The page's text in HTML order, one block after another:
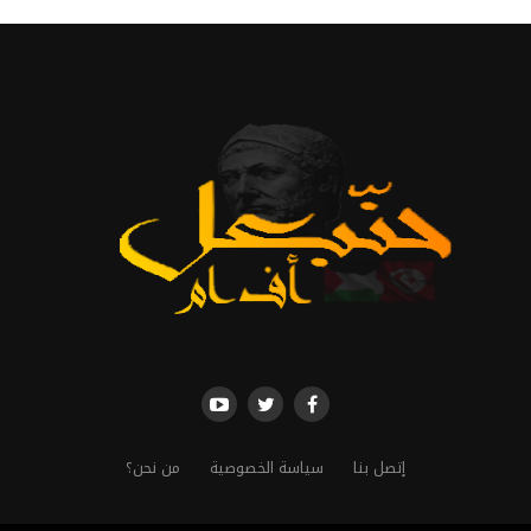
إتصل بنا سياسة الخصوصية من نحن؟